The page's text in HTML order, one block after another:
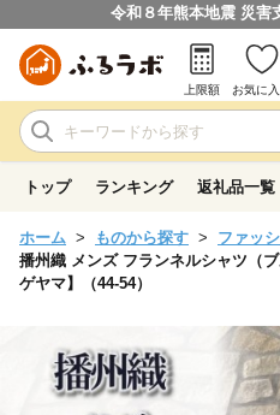
令和８年熊本地震 災害
上限額 お気に
トップ ランキング 返礼品一覧
ホーム ものから探す ファッ
播州織 メンズ フランネルシャツ（
ゲヤマ】（44-54）